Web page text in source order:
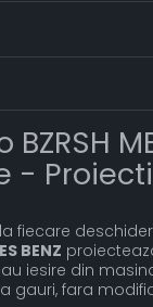
-
fiecare
BENZ
iesire din
gauri, fara